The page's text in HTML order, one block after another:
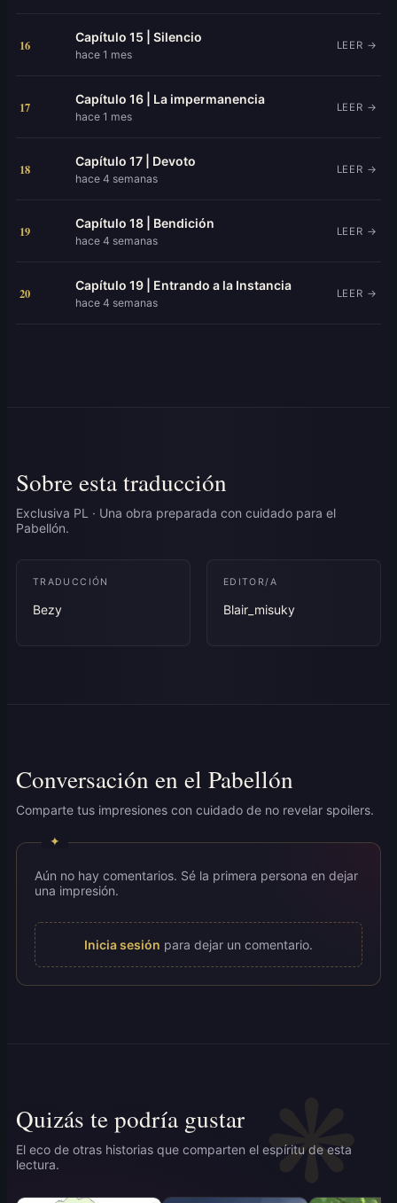
16
Capítulo 15 | Silencio
hace 1 mes
LEER →
17
Capítulo 16 | La impermanencia
hace 1 mes
LEER →
18
Capítulo 17 | Devoto
hace 4 semanas
LEER →
19
Capítulo 18 | Bendición
hace 4 semanas
LEER →
20
Capítulo 19 | Entrando a la Instancia
hace 4 semanas
LEER →
Sobre esta traducción
Exclusiva PL · Una obra preparada con cuidado para el
Pabellón.
TRADUCCIÓN
Bezy
EDITOR/A
Blair_misuky
Conversación en el Pabellón
Comparte tus impresiones con cuidado de no revelar spoilers.
Aún no hay comentarios. Sé la primera persona en dejar
una impresión.
Inicia sesión para dejar un comentario.
Quizás te podría gustar
El eco de otras historias que comparten el espíritu de esta
lectura.